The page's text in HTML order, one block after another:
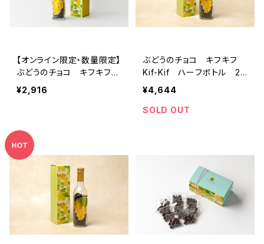
【オンライン限定・数量限定】
ぶどうのチョコ キフキフ
Kif-Kif ヴィンテージ 95
¥2,916
ぶどうのチョコ キフキフ
Kif-Kif ハーフボトル 24
0g
¥4,644
SOLD OUT